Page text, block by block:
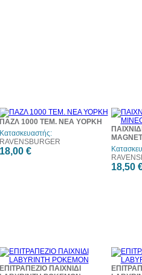
ΠΑΖΛ 1000 ΤΕΜ. ΝΕΑ ΥΟΡΚΗ
Κατασκευαστής:
RAVENSBURGER
18,00 €
18,50
ΕΠΙΤΡΑΠΕΖΙΟ ΠΑΙΧΝΙΔΙ